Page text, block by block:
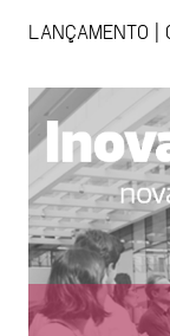
LANÇAMENTO |